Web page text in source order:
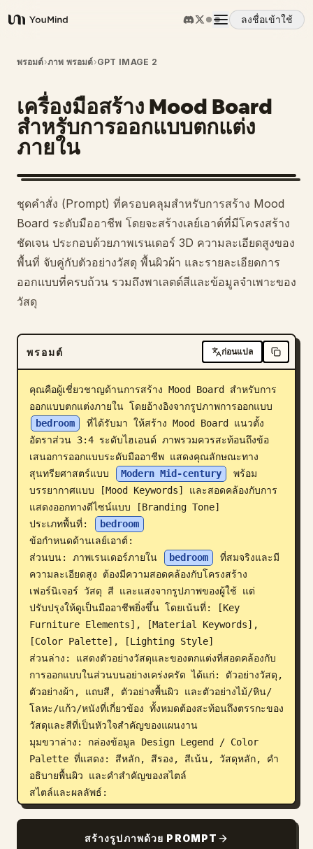
YouMind
ลงชื่อเข้าใช้
ภาพรวม
กรณีการใช้งาน
ทักษะ
พรอมต์
ราคา
ดาวน์โหลด
บล็อก
พรอมต์›ภาพ พรอมต์›GPT IMAGE 2
เครื่องมือสร้าง Mood Board
สำหรับการออกแบบตกแต่ง
ภายใน
ชุดคำสั่ง (Prompt) ที่ครอบคลุมสำหรับการสร้าง Mood
Board ระดับมืออาชีพ โดยจะสร้างเลย์เอาต์ที่มีโครงสร้าง
ชัดเจน ประกอบด้วยภาพเรนเดอร์ 3D ความละเอียดสูงของ
พื้นที่ จับคู่กับตัวอย่างวัสดุ พื้นผิวผ้า และรายละเอียดการ
ออกแบบที่ครบถ้วน รวมถึงพาเลตต์สีและข้อมูลจำเพาะของ
วัสดุ
พรอมต์ ก่อนแปล
คุณคือผู้เชี่ยวชาญด้านการสร้าง Mood Board สำหรับการ
ออกแบบตกแต่งภายใน โดยอ้างอิงจากรูปภาพการออกแบบ
bedroom
ที่ได้รับมา ให้สร้าง Mood Board แนวตั้ง
อัตราส่วน 3:4 ระดับไฮเอนด์ ภาพรวมควรสะท้อนถึงข้อ
เสนอการออกแบบระดับมืออาชีพ แสดงคุณลักษณะทาง
สุนทรียศาสตร์แบบ
Modern Mid-century
พร้อม
บรรยากาศแบบ [Mood Keywords] และสอดคล้องกับการ
แสดงออกทางดีไซน์แบบ [Branding Tone]
ประเภทพื้นที่:
bedroom
ข้อกำหนดด้านเลย์เอาต์:
ส่วนบน: ภาพเรนเดอร์ภายใน
bedroom
ที่สมจริงและมี
ความละเอียดสูง ต้องมีความสอดคล้องกับโครงสร้าง
เฟอร์นิเจอร์ วัสดุ สี และแสงจากรูปภาพของผู้ใช้ แต่
ปรับปรุงให้ดูเป็นมืออาชีพยิ่งขึ้น โดยเน้นที่: [Key
Furniture Elements], [Material Keywords],
[Color Palette], [Lighting Style]
ส่วนล่าง: แสดงตัวอย่างวัสดุและของตกแต่งที่สอดคล้องกับ
การออกแบบในส่วนบนอย่างเคร่งครัด ได้แก่: ตัวอย่างวัสดุ,
ตัวอย่างผ้า, แถบสี, ตัวอย่างพื้นผิว และตัวอย่างไม้/หิน/
โลหะ/แก้ว/หนังที่เกี่ยวข้อง ทั้งหมดต้องสะท้อนถึงตรรกะของ
วัสดุและสีที่เป็นหัวใจสำคัญของแผนงาน
มุมขวาล่าง: กล่องข้อมูล Design Legend / Color
Palette ที่แสดง: สีหลัก, สีรอง, สีเน้น, วัสดุหลัก, คำ
อธิบายพื้นผิว และคำสำคัญของสไตล์
สไตล์และผลลัพธ์:
เลย์เอาต์ระดับบริษัทออกแบบมืออาชีพ; มีความมินิมอล
ชัดเจนและการจัดการพื้นที่ว่างที่ดี; ป้ายกำกับวัสดุ/สีมีความ
สร้างรูปภาพด้วย PROMPT